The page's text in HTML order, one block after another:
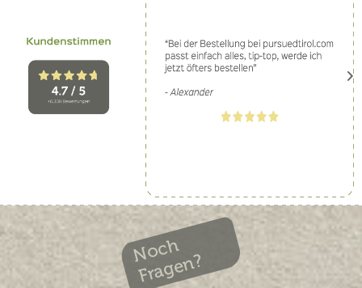
Noch
Fragen?